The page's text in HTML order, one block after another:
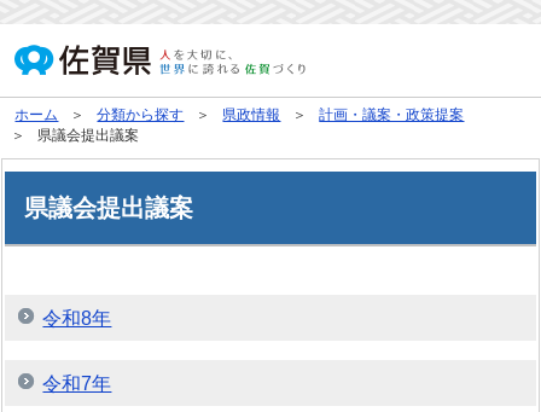
ホーム 分類から探す 県政情報
計画・議案・政策提案
県議会提出議案
県議会提出議案
令和8年
令和7年